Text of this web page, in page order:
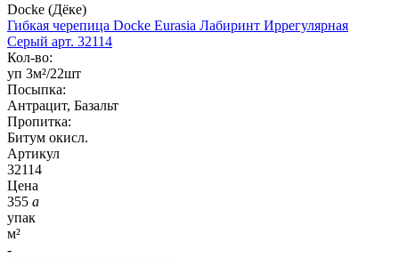
Docke (Дёке)
Гибкая черепица Docke Eurasia Лабиринт Иррегулярная
Серый арт. 32114
Кол-во:
уп 3м²/22шт
Посыпка:
Антрацит, Базальт
Пропитка:
Битум окисл.
Артикул
32114
Цена
355 a
упак
м²
-